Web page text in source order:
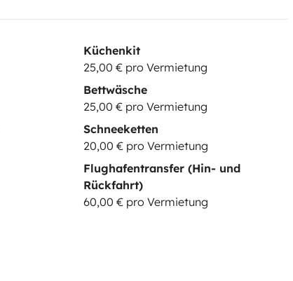
Küchenkit
25,00 € pro Vermietung
Bettwäsche
25,00 € pro Vermietung
Schneeketten
20,00 € pro Vermietung
Flughafentransfer (Hin- und
Rückfahrt)
60,00 € pro Vermietung